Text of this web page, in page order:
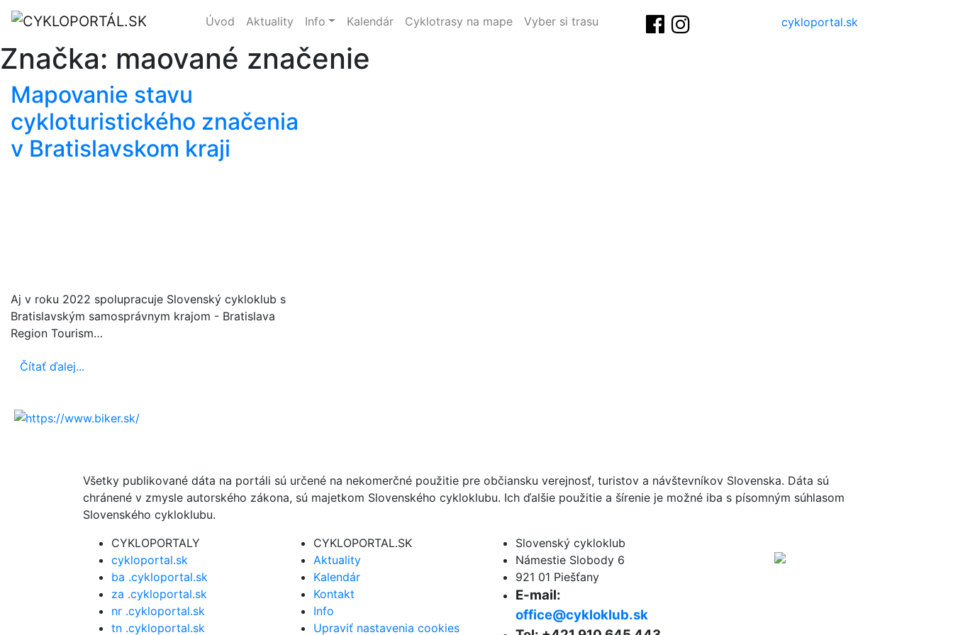
Úvod Aktuality Info Kalendár Cyklotrasy na mape Vyber si trasu cykloportal.sk
Značka: maované značenie
Mapovanie stavu
cykloturistického značenia
v Bratislavskom kraji
Aj v roku 2022 spolupracuje Slovenský cykloklub s
Bratislavským samosprávnym krajom - Bratislava
Region Tourism…
Čítať ďalej...
Všetky publikované dáta na portáli sú určené na nekomerčné použitie pre občiansku verejnosť, turistov a návštevníkov Slovenska. Dáta sú
chránené v zmysle autorského zákona, sú majetkom Slovenského cykloklubu. Ich ďalšie použitie a šírenie je možné iba s písomným súhlasom
Slovenského cykloklubu.
CYKLOPORTALY
cykloportal.sk
ba .cykloportal.sk
za .cykloportal.sk
nr .cykloportal.sk
tn .cykloportal.sk
CYKLOPORTAL.SK
Aktuality
Kalendár
Kontakt
Info
Upraviť nastavenia cookies
Slovenský cykloklub
Námestie Slobody 6
921 01 Piešťany
E-mail:
office@cykloklub.sk